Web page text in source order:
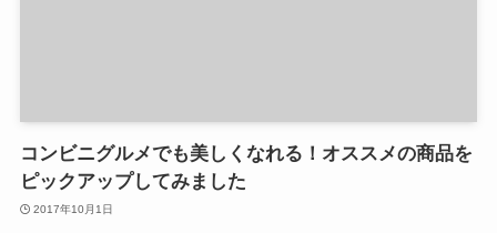
コンビニグルメでも美しくなれる！オススメの商品を
ピックアップしてみました
2017年10月1日